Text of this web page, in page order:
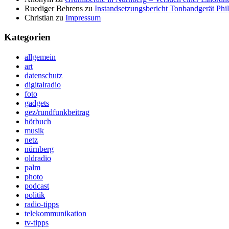
Ruediger Behrens zu Instandsetzungsbericht Tonbandgerät
Christian zu Impressum
Kategorien
allgemein
art
datenschutz
digitalradio
foto
gadgets
gez/rundfunkbeitrag
hörbuch
musik
netz
nürnberg
oldradio
palm
photo
podcast
politik
radio-tipps
telekommunikation
tv-tipps